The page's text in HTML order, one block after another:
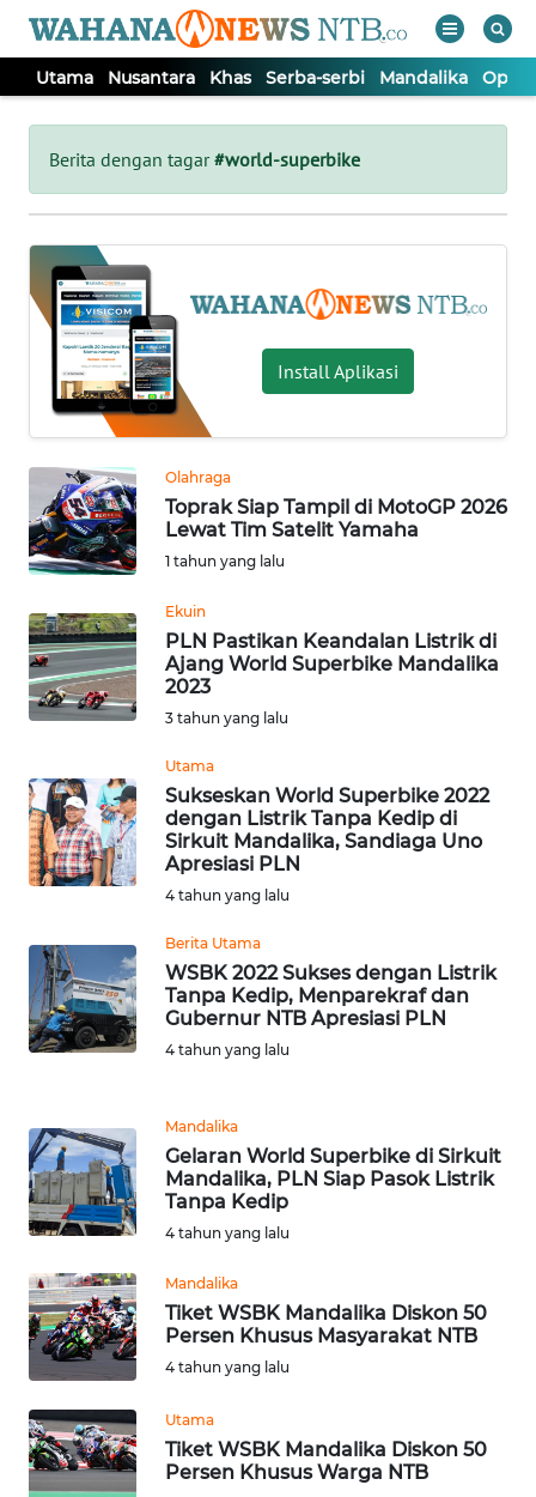
Utama Nusantara Khas Serba-serbi Mandalika Opini
Berita dengan tagar#world-superbike
Install Aplikasi
Olahraga
Toprak Siap Tampil di MotoGP 2026
Lewat Tim Satelit Yamaha
1 tahun yang lalu
Ekuin
PLN Pastikan Keandalan Listrik di
Ajang World Superbike Mandalika
2023
3 tahun yang lalu
Utama
Sukseskan World Superbike 2022
dengan Listrik Tanpa Kedip di
Sirkuit Mandalika, Sandiaga Uno
Apresiasi PLN
4 tahun yang lalu
Berita Utama
WSBK 2022 Sukses dengan Listrik
Tanpa Kedip, Menparekraf dan
Gubernur NTB Apresiasi PLN
4 tahun yang lalu
Mandalika
Gelaran World Superbike di Sirkuit
Mandalika, PLN Siap Pasok Listrik
Tanpa Kedip
4 tahun yang lalu
Mandalika
Tiket WSBK Mandalika Diskon 50
Persen Khusus Masyarakat NTB
4 tahun yang lalu
Utama
Tiket WSBK Mandalika Diskon 50
Persen Khusus Warga NTB
Tutup
UTAMA
NUSANTARA
KHAS
SERBA-
SERBI
MANDALIKA
OPINI
Informasi
INDEKS
BERITA
KONTAK
KAMI
INFO
TENTANG
KAMI
PEDOMAN
REDAKSI
KARIR
DISCLAIMER
Wahana
News
WN